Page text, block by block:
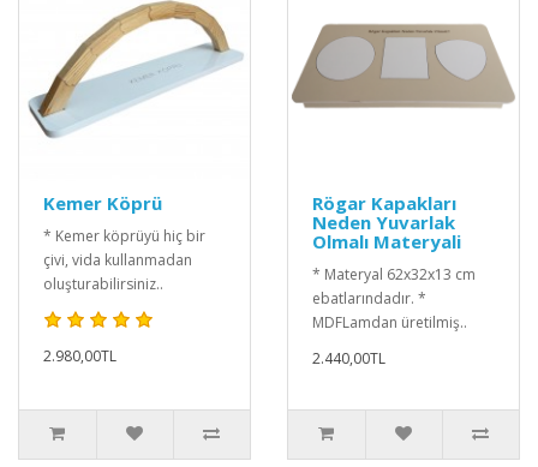
Kemer Köprü
* Kemer köprüyü hiç bir
çivi, vida kullanmadan
oluşturabilirsiniz..
2.980,00TL
Rögar Kapakları
Neden Yuvarlak
Olmalı Materyali
* Materyal 62x32x13 cm
ebatlarındadır. *
MDFLamdan üretilmiş..
2.440,00TL